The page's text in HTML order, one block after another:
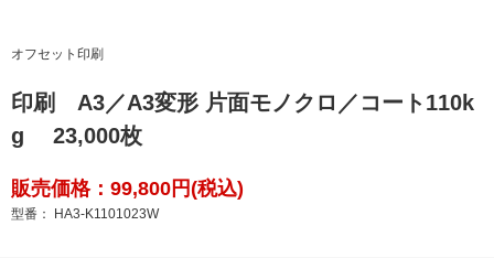
オフセット印刷
印刷 A3／A3変形 片面モノクロ／コート110k
g 23,000枚
販売価格：99,800円(税込)
型番： HA3-K1101023W